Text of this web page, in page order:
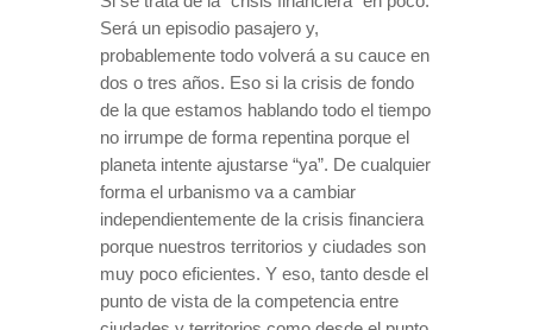
Será un episodio pasajero y,
probablemente todo volverá a su cauce en
dos o tres años. Eso si la crisis de fondo
de la que estamos hablando todo el tiempo
no irrumpe de forma repentina porque el
planeta intente ajustarse “ya”. De cualquier
forma el urbanismo va a cambiar
independientemente de la crisis financiera
porque nuestros territorios y ciudades son
muy poco eficientes. Y eso, tanto desde el
punto de vista de la competencia entre